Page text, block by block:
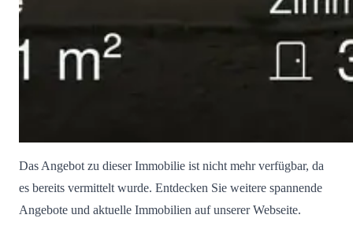
Das Angebot zu dieser Immobilie ist nicht mehr verfügbar, da
es bereits vermittelt wurde. Entdecken Sie weitere spannende
Angebote und aktuelle Immobilien auf unserer Webseite.